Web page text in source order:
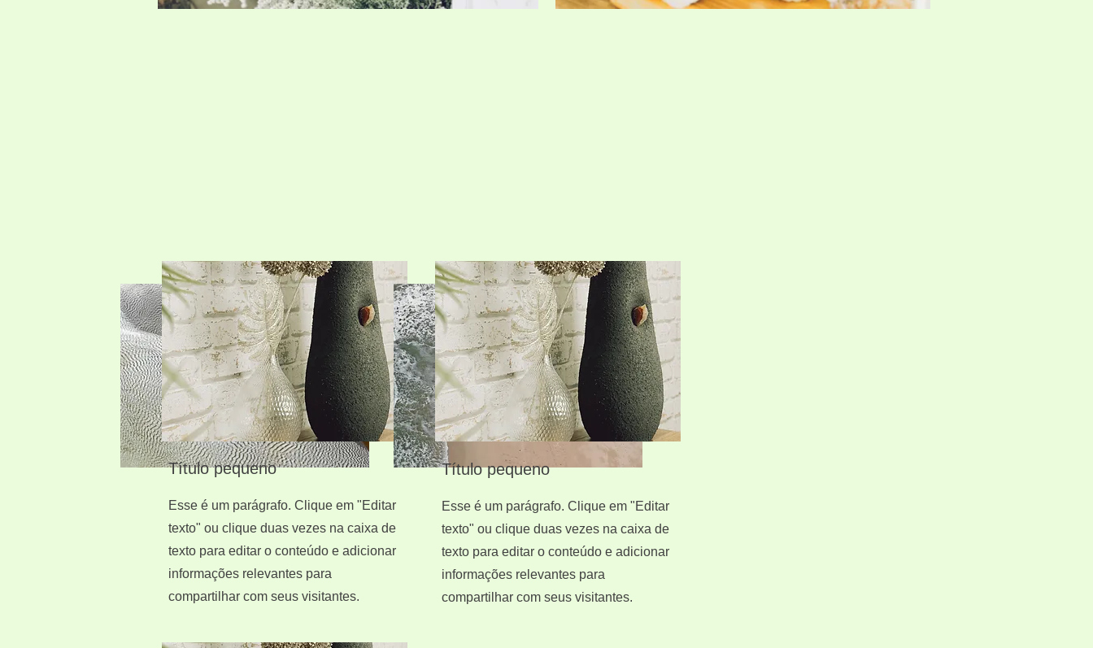
Título pequeno
Esse é um parágrafo. Clique em "Editar
texto" ou clique duas vezes na caixa de
texto para editar o conteúdo e adicionar
informações relevantes para
compartilhar com seus visitantes.
Título pequeno
Esse é um parágrafo. Clique em "Editar
texto" ou clique duas vezes na caixa de
texto para editar o conteúdo e adicionar
informações relevantes para
compartilhar com seus visitantes.